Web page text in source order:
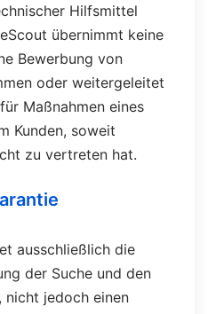
Hilfsmittel
übernimmt keine
Bewerbung von
oder weitergeleitet
Maßnahmen eines
Kunden, soweit
zu vertreten hat.
ausschließlich die
der Suche und den
nicht jedoch einen